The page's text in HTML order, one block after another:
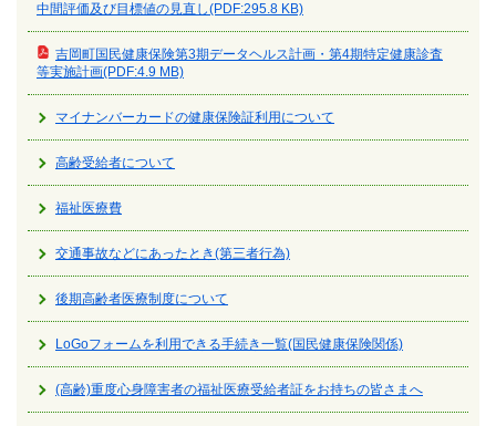
中間評価及び目標値の見直し(PDF:295.8 KB)
吉岡町国民健康保険第3期データヘルス計画・第4期特定健康診査
等実施計画(PDF:4.9 MB)
マイナンバーカードの健康保険証利用について
高齢受給者について
福祉医療費
交通事故などにあったとき(第三者行為)
後期高齢者医療制度について
LoGoフォームを利用できる手続き一覧(国民健康保険関係)
(高齢)重度心身障害者の福祉医療受給者証をお持ちの皆さまへ